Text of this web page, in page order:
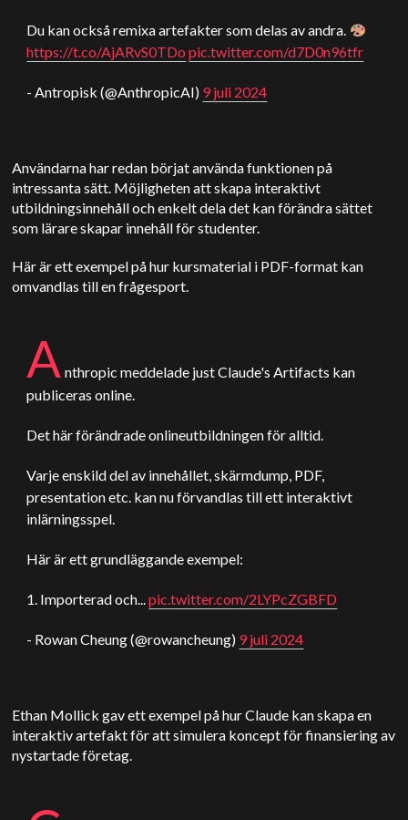
Du kan också remixa artefakter som delas av andra.
https://t.co/AjARvS0TDo pic.twitter.com/d7D0n96tfr
- Antropisk (@AnthropicAI) 9 juli 2024
Användarna har redan börjat använda funktionen på
intressanta sätt. Möjligheten att skapa interaktivt
utbildningsinnehåll och enkelt dela det kan förändra sättet
som lärare skapar innehåll för studenter.
Här är ett exempel på hur kursmaterial i PDF-format kan
omvandlas till en frågesport.
A nthropic meddelade justClaude's Artifacts kan
publiceras online.
Det här förändrade onlineutbildningen för alltid.
Varje enskild del av innehållet, skärmdump, PDF,
presentation etc. kan nu förvandlas till ett interaktivt
inlärningsspel.
Här är ett grundläggande exempel:
1. Importerad och...pic.twitter.com/2LYPcZGBFD
- Rowan Cheung (@rowancheung) 9 juli 2024
Ethan Mollick gav ett exempel på hur Claude kan skapa en
interaktiv artefakt för att simulera koncept för finansiering av
nystartade företag.